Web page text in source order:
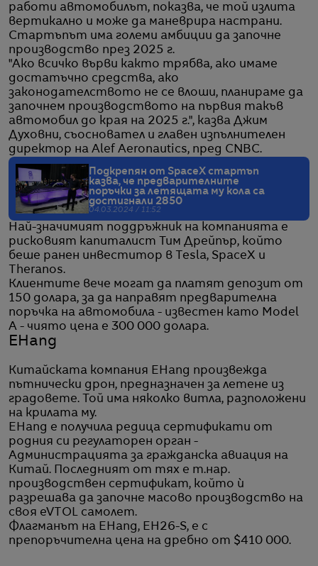
работи автомобилът, показва, че той излита
вертикално и може да маневрира настрани.
Стартъпът има големи амбиции да започне
производство през 2025 г.
"Ако всичко върви както трябва, ако имаме
достатъчно средства, ако
законодателството не се влоши, планираме да
започнем производството на първия такъв
автомобил до края на 2025 г.", казва Джим
Духовни, съосновател и главен изпълнителен
директор на Alef Aeronautics, пред CNBC.
Подкрепян от SpaceX стартъп
казва, че предварителните
поръчки за летящата му кола са
достигнали 2850
04.03.2024 / 11:52
Най-значимият поддръжник на компанията е
рисковият капиталист Тим Дрейпър, който
беше ранен инвеститор в Tesla, SpaceX и
Theranos.
Клиентите вече могат да платят депозит от
150 долара, за да направят предварителна
поръчка на автомобила - известен като Model
A - чиято цена е 300 000 долара.
EHang
Китайската компания EHang произвежда
пътнически дрон, предназначен за летене из
градовете. Той има няколко витла, разположени
на крилата му.
EHang е получила редица сертификати от
родния си регулаторен орган -
Администрацията за гражданска авиация на
Китай. Последният от тях е т.нар.
производствен сертификат, който ѝ
разрешава да започне масово производство на
своя eVTOL самолет.
Флагманът на EHang, EH26-S, е с
препоръчителна цена на дребно от $410 000.